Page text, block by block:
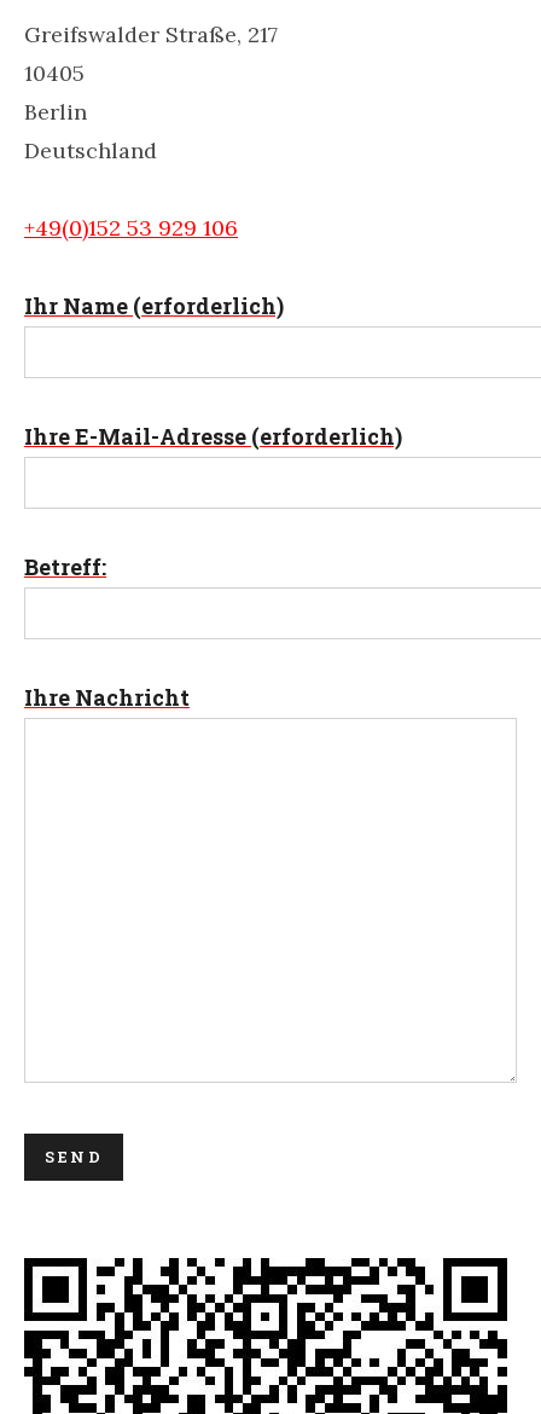
Greifswalder Straße, 217
10405
Berlin
Deutschland
+49(0)152 53 929 106
Ihr Name (erforderlich)
Ihre E-Mail-Adresse (erforderlich)
Betreff:
Ihre Nachricht